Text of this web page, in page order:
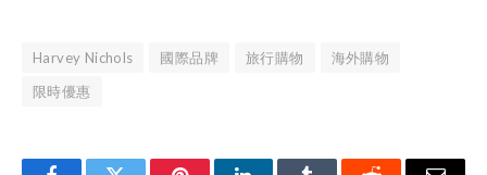
Harvey Nichols 國際品牌 旅行購物
海外購物
限時優惠